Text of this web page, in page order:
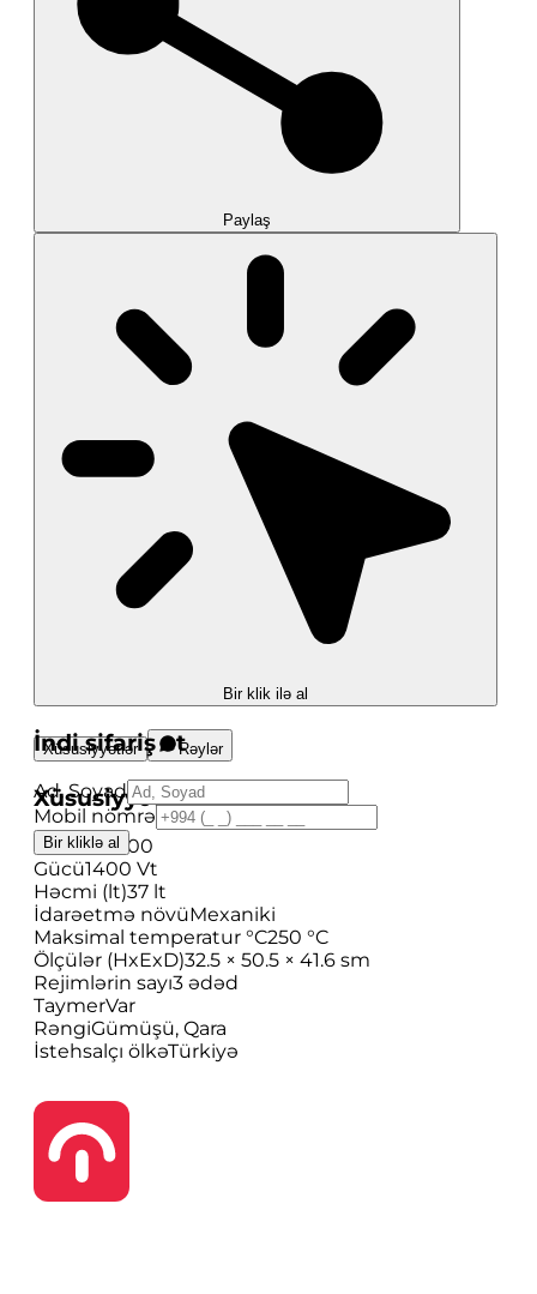
Paylaş
Bir klik ilə al
İndi sifariş et
Ad, Soyad
Mobil nömrə
Bir kliklə al
Xüsusiyyətlər Rəylər
Xüsusiyyətlər
ModelF3700
Gücü1400 Vt
Həcmi (lt)37 lt
İdarəetmə növüMexaniki
Maksimal temperatur °C250 °C
Ölçülər (HxExD)32.5 × 50.5 × 41.6 sm
Rejimlərin sayı3 ədəd
TaymerVar
RəngiGümüşü, Qara
İstehsalçı ölkəTürkiyə